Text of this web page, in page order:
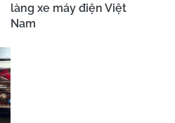
làng xe máy điện Việt
Nam